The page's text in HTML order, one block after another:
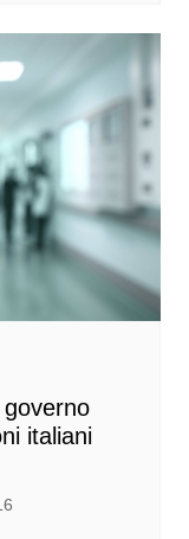
italiani